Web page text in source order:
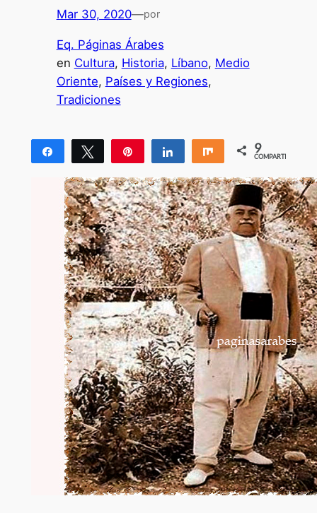
Mar 30, 2020—por
Eq. Páginas Árabes
en Cultura, Historia, Líbano, Medio
Oriente, Países y Regiones
Tradiciones
Compartir Twittear Compartir Compartir
9
COMPARTIR